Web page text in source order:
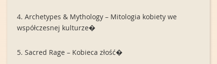
4. Archetypes & Mythology – Mitologia kobiety we
współczesnej kulturze�
5. Sacred Rage – Kobieca złość�